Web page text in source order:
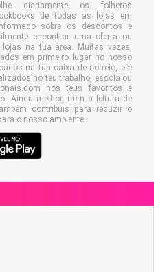
diariamente os folhetos
de todas as lojas em
sobre os descontos e
encontrar uma oferta ou
na tua área. Muitas vezes,
em primeiro lugar no nosso
na tua caixa de correio, e é
no teu trabalho, escola ou
nos teus favoritos e
Ainda melhor, com a leitura de
contribuis para reduzir o
o nosso ambiente.